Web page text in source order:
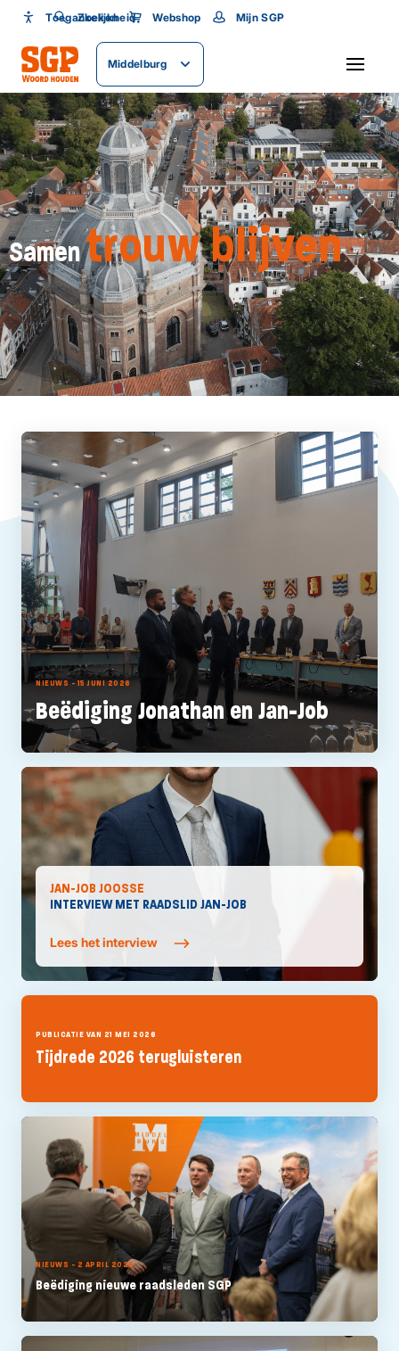
Toegankelijkheid
Toegankelijkheid
Lettergrootte
Zoeken Webshop Mijn SGP
Middelburg
Samentrouw blijven
NIEUWS - 15 JUNI 2026
Beëdiging Jonathan en Jan-Job
JAN-JOB JOOSSE
INTERVIEW MET RAADSLID JAN-JOB
Lees het interview
PUBLICATIE VAN 21 MEI 2026
Tijdrede 2026 terugluisteren
NIEUWS - 2 APRIL 2026
Beëdiging nieuwe raadsleden SGP